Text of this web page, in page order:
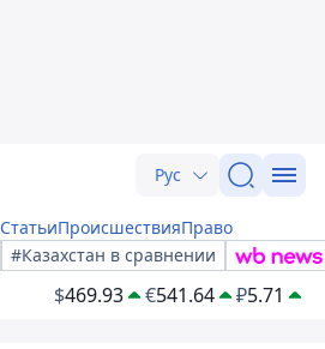
Рус
СтатьиПроисшествияПраво
#Казахстан в сравнении
$469.93 €541.64 ₽5.71